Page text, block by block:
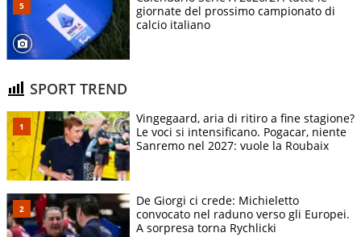
giornate del prossimo campionato di
calcio italiano
SPORT TREND
Vingegaard, aria di ritiro a fine stagione?
Le voci si intensificano. Pogacar, niente
Sanremo nel 2027: vuole la Roubaix
De Giorgi ci crede: Michieletto
convocato nel raduno verso gli Europei.
A sorpresa torna Rychlicki